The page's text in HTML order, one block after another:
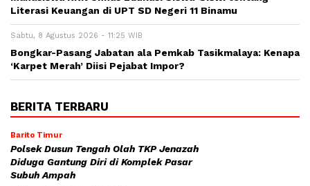
Literasi Keuangan di UPT SD Negeri 11 Binamu
Sabtu, 8 Agustus 2026 - 11:25 WIB
Bongkar-Pasang Jabatan ala Pemkab Tasikmalaya: Kenapa
‘Karpet Merah’ Diisi Pejabat Impor?
BERITA TERBARU
Barito Timur
Polsek Dusun Tengah Olah TKP Jenazah
Diduga Gantung Diri di Komplek Pasar
Subuh Ampah